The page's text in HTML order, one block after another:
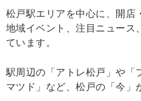
松戸駅エリアを中心に、開店
地域イベント、注目ニュース
ています。
駅周辺の「アトレ松戸」や「
マツド」など、松戸の「今」